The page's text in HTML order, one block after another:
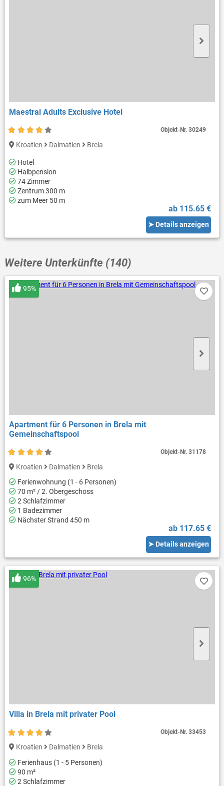
Maestral Adults Exclusive Hotel
Kroatien Dalmatien Brela
Hotel
Halbpension
74 Zimmer
Zentrum 300 m
zum Meer 50 m
ab 115.65 €
➤ Details anzeigen
Objekt-Nr.30249
Weitere Unterkünfte (140)
Apartment für 6 Personen in Brela mit
Gemeinschaftspool
95%
Kroatien Dalmatien
Brela
Ferienwohnung (1 - 6 Personen)
70 m² / 2. Obergeschoss
2 Schlafzimmer
1 Badezimmer
Nächster Strand 450 m
ab 117.65 €
➤ Details anzeigen
Objekt-Nr.31178
Villa in Brela mit privater Pool
96%
Kroatien Dalmatien
Brela
Ferienhaus (1 - 5 Personen)
90 m²
2 Schlafzimmer
Objekt-Nr.33453